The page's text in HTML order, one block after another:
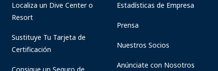
Localiza un Dive Center o
Resort
Sustituye Tu Tarjeta de
Certificación
Estadísticas de Empresa
Prensa
Nuestros Socios
Anúnciate con Nosotros